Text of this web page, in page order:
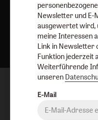
Newsletter und E-
ausgewertet wird,
meine Interessen
Link in Newsletter
Funktion jederzeit
Weiterführende
unseren
E-Mail